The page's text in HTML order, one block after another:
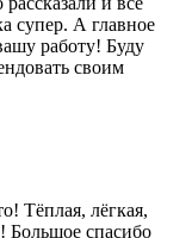
супер. А главное
работу! Буду
своим
Тёплая, лёгкая,
Большое спасибо